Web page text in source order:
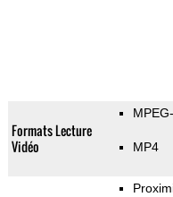
Formats Lecture
Vidéo
MP4